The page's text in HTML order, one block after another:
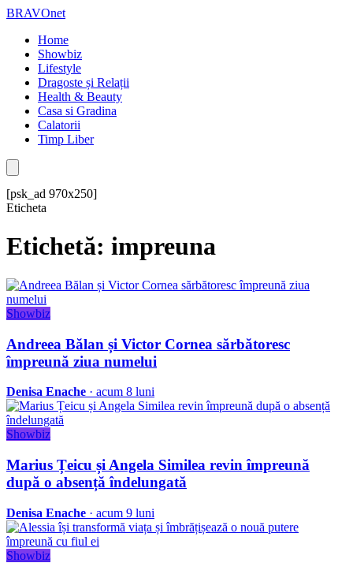
BRAVOnet
Home
Showbiz
Lifestyle
Dragoste și Relații
Health & Beauty
Casa si Gradina
Calatorii
Timp Liber
[psk_ad 970x250]
Eticheta
Etichetă: impreuna
Showbiz
Andreea Bălan și Victor Cornea sărbătoresc
împreună ziua numelui
Denisa Enache · acum 8 luni
Showbiz
Marius Țeicu și Angela Similea revin împreună
după o absență îndelungată
Denisa Enache · acum 9 luni
Showbiz